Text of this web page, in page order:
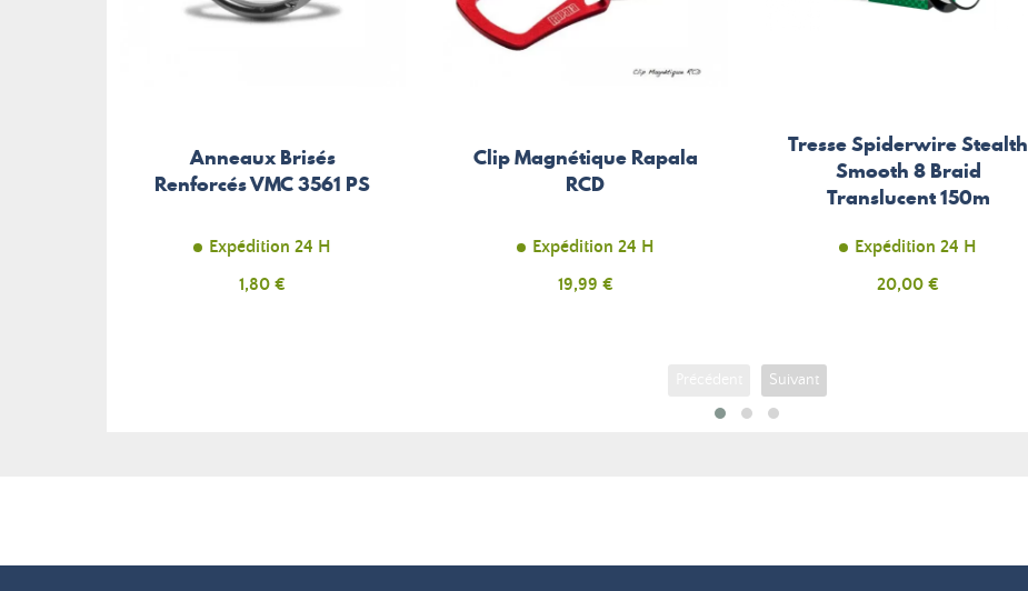
Anneaux Brisés
Renforcés VMC 3561 PS
Expédition 24 H
Prix
1,80 €
Clip Magnétique Rapala
RCD
Expédition 24 H
Prix
19,99 €
Tresse Spiderwire Stealth
Smooth 8 Braid
Translucent 150m
Expédition 24 H
Prix
20,00 €
Suivant